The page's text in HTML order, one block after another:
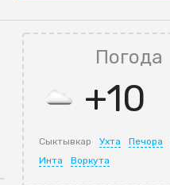
Погода
+10
Сыктывкар Ухта Печора
Инта
Воркута